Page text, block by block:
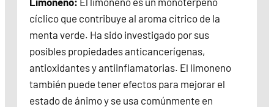
cíclico que contribuye al aroma cítrico de la
menta verde. Ha sido investigado por sus
posibles propiedades anticancerígenas,
antioxidantes y antiinflamatorias. El limoneno
también puede tener efectos para mejorar el
estado de ánimo y se usa comúnmente en